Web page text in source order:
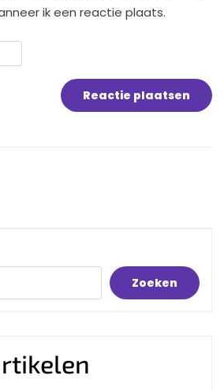
ik een reactie plaats.
Zoeken